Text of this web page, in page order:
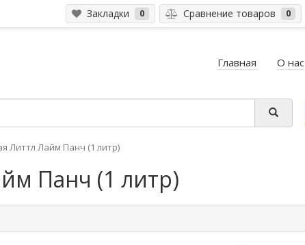
Закладки 0 Сравнение товаров 0
Главная О нас
Литтл Лайм Панч (1 литр)
Панч (1 литр)